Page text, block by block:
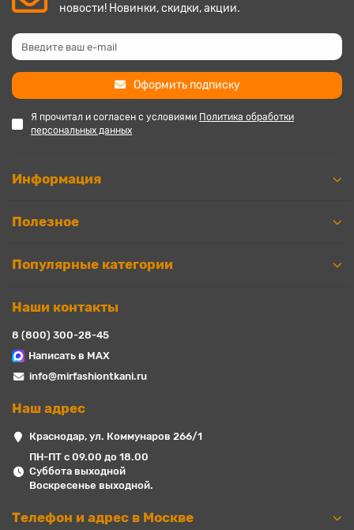
новости! Новинки, скидки, акции.
Оформить подписку
Я прочитал и согласен с условиями Политика обработки
персональных данных
Информация
Полезное
Популярные категории
Наши контакты
8 (800) 300-28-45
Написать в MAX
info@mirfashiontkani.ru
Наш адрес
Краснодар, ул. Коммунаров 266/1
ПН-ПТ с 09.00 до 18.00
Суббота выходной
Воскресенье выходной.
Телефон и адрес в Москве